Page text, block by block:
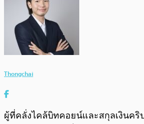
Thongchai
ผู้ที่คลั่งไคล้บิทคอยน์และสกุลเงินคริ